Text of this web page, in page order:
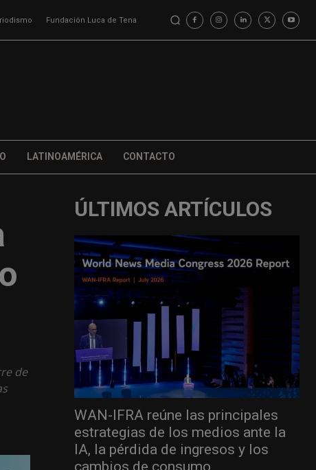
Fundación Luca de Tena
LATINOAMÉRICA CONTACTO
de
ÚLTIMOS ARTÍCULOS
WAN-IFRA reúne las principales
estrategias de los medios ante la
IA, la pérdida de ingresos y los
cambios de consumo